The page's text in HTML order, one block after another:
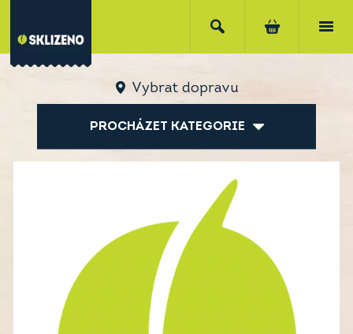
Vybrat dopravu
PROCHÁZET KATEGORIE